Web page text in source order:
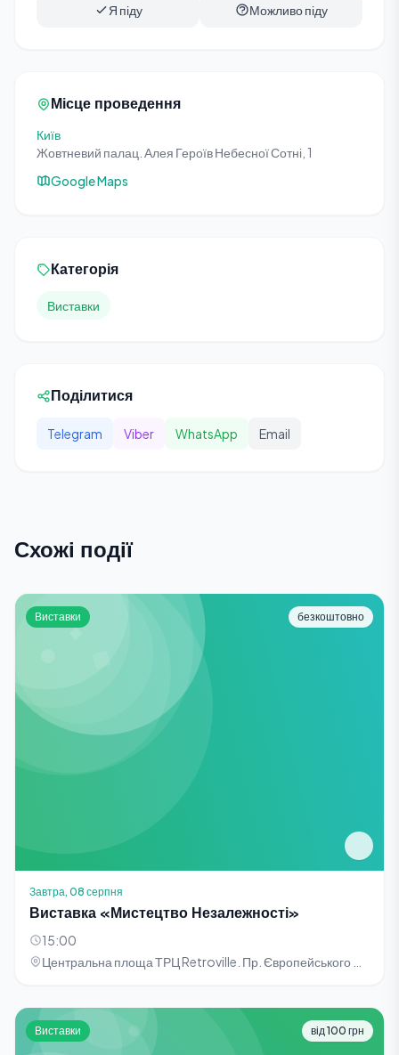
Я піду Можливо піду
Місце проведення
Київ
Жовтневий палац. Алея Героїв Небесної Сотні, 1
Google Maps
Категорія
Виставки
Поділитися
Telegram Viber WhatsApp Email
Схожі події
Виставки безкоштовно
Завтра, 08 серпня
Виставка «Мистецтво Незалежності»
15:00
Виставки від 100 грн